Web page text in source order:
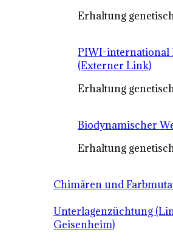
Erhaltung
PIWI-international
(Externer Link)
Erhaltung
Biodynamischer
Erhaltung
Chimären und
Unterlagenzüchtung
Geisenheim)